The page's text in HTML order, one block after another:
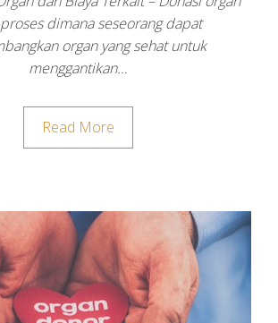
dimana seseorang dapat
organ yang sehat untuk
menggantikan…
Read More